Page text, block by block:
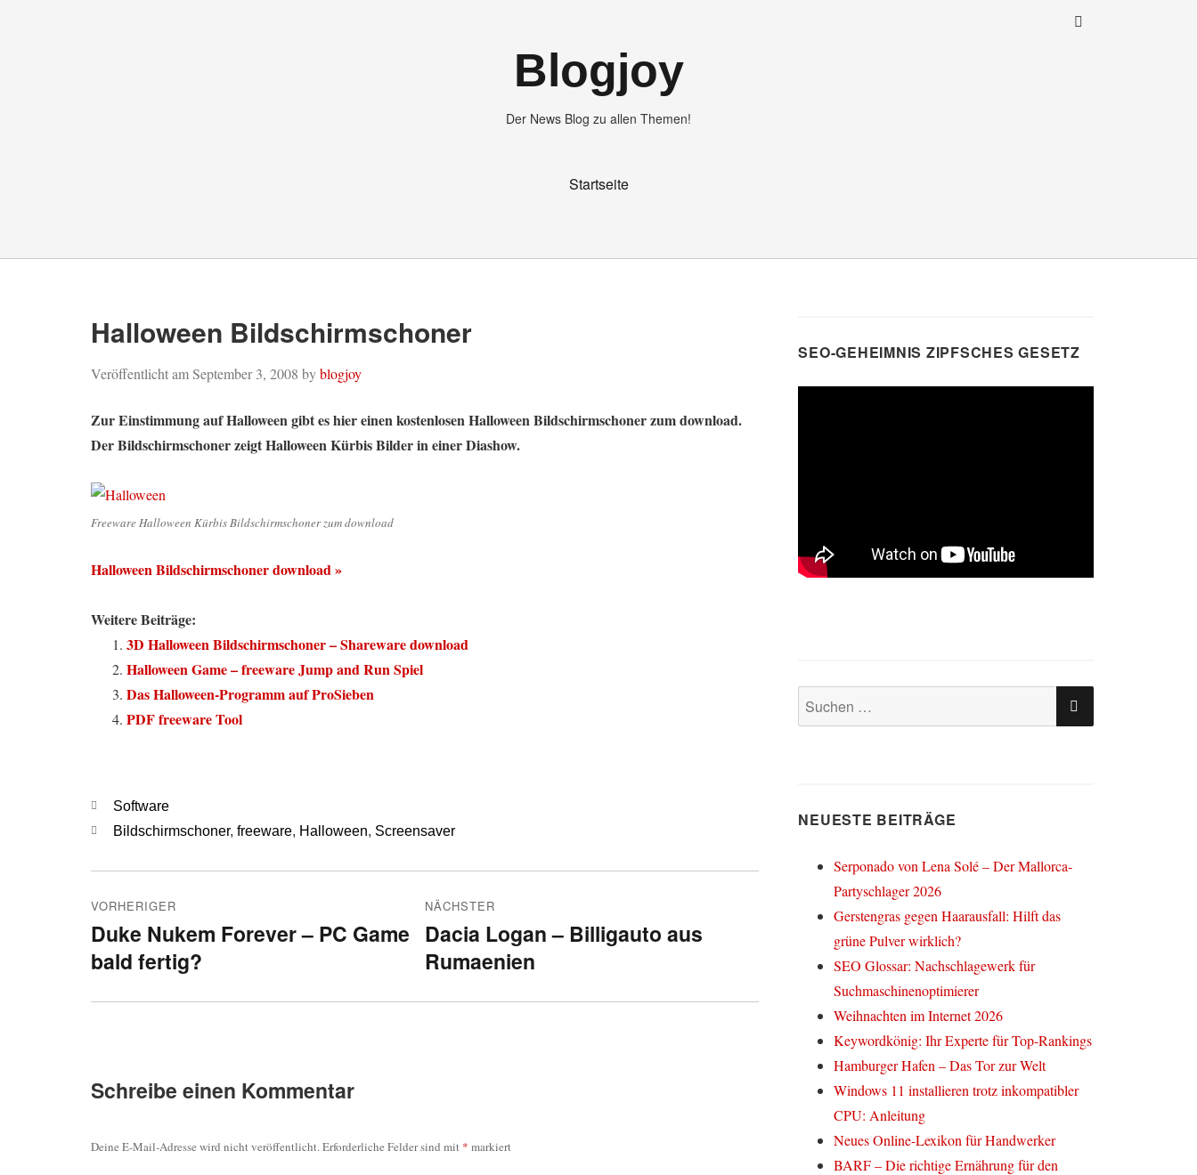
Blogjoy
Der News Blog zu allen Themen!
Startseite
Halloween Bildschirmschoner
Veröffentlicht amSeptember 3, 2008 byblogjoy
Zur Einstimmung auf Halloween gibt es hier einen kostenlosen Halloween Bildschirmschoner zum download.
Der Bildschirmschoner zeigt Halloween Kürbis Bilder in einer Diashow.
Freeware Halloween Kürbis Bildschirmschoner zum download
Halloween Bildschirmschoner download »
Weitere Beiträge:
3D Halloween Bildschirmschoner – Shareware download
Halloween Game – freeware Jump and Run Spiel
Das Halloween-Programm auf ProSieben
PDF freeware Tool
Kategorien
Software
Schlagwörter
Bildschirmschoner, freeware, Halloween, Screensaver
VORHERIGER
Vorheriger
Beitrag:
Duke Nukem Forever – PC Game
bald fertig?
NÄCHSTER
Nächster
Beitrag:
Dacia Logan – Billigauto aus
Rumaenien
Schreibe einen Kommentar
Deine E-Mail-Adresse wird nicht veröffentlicht.Erforderliche Felder sind mit * markiert
SEO-GEHEIMNIS ZIPFSCHES GESETZ
Suchen
nach:
SUCHEN
NEUESTE BEITRÄGE
Serponado von Lena Solé – Der Mallorca-
Partyschlager 2026
Gerstengras gegen Haarausfall: Hilft das
grüne Pulver wirklich?
SEO Glossar: Nachschlagewerk für
Suchmaschinenoptimierer
Weihnachten im Internet 2026
Keywordkönig: Ihr Experte für Top-Rankings
Hamburger Hafen – Das Tor zur Welt
Windows 11 installieren trotz inkompatibler
CPU: Anleitung
Neues Online-Lexikon für Handwerker
BARF – Die richtige Ernährung für den